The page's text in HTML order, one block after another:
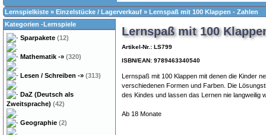
Lernspielkiste » Einzelstücke / Lagerverkauf » Lernspaß mit 100 Klappen - Zahlen
Lernspaß mit 100
Artikel-Nr.: LS799
ISBN/EAN: 9789463340540
Lernspaß mit 100 Klappen mit denen die Kinder
verschiedenen Formen und Farben. Die
des Kindes und lassen das Lernen nie langweilig
Ab 18 Monate
Kategorien -Lernspiele
Sparpakete (12)
Mathematik -» (320)
Lesen / Schreiben -» (313)
DaZ (Deutsch als
Zweitsprache) (42)
Geographie (2)